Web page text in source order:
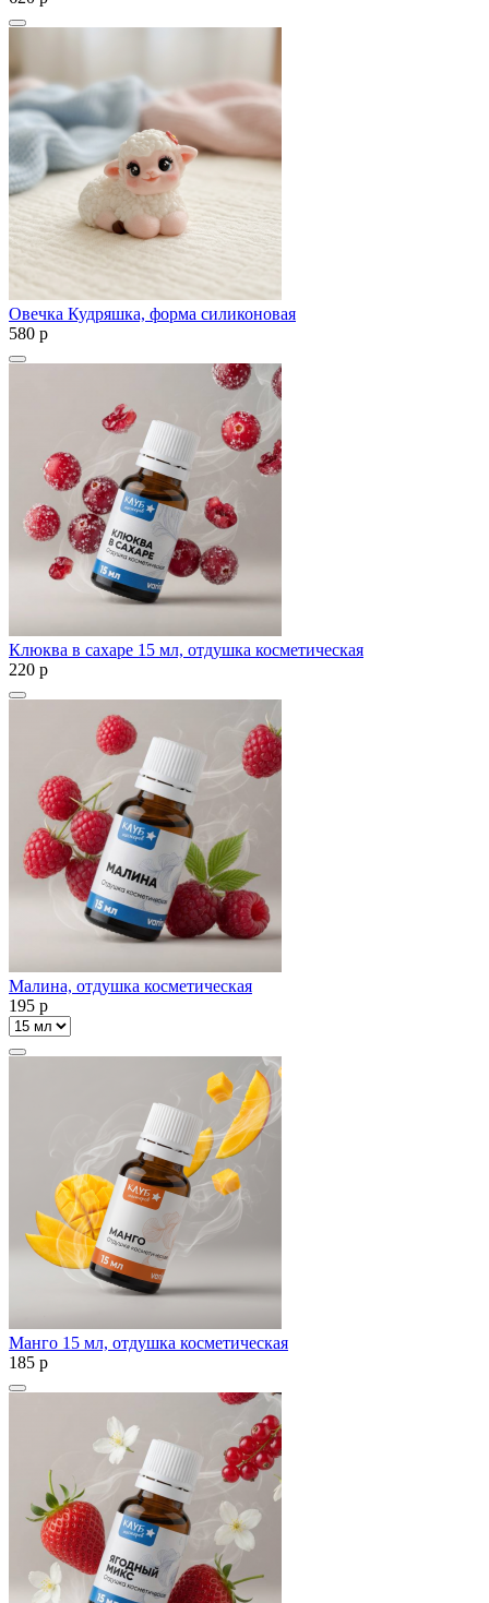
Овечка Кудряшка, форма силиконовая
580 p
Клюква в сахаре 15 мл, отдушка косметическая
220 p
Малина, отдушка косметическая
195 p
Манго 15 мл, отдушка косметическая
185 p